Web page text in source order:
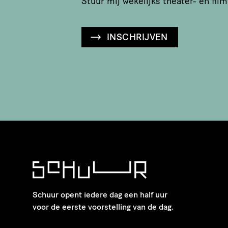
INSCHRIJVEN
Schuur opent iedere dag een half uur
voor de eerste voorstelling van de dag.